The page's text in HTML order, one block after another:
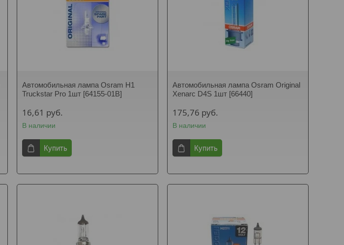
Автомобильная лампа Osram H1
Truckstar Pro 1шт [64155-01B]
16,61 руб.
В наличии
Купить
Автомобильная лампа Osram Original
Xenarc D4S 1шт [66440]
175,76 руб.
В наличии
Купить